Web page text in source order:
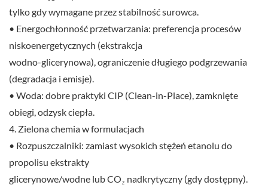
tylko gdy wymagane przez stabilność surowca.
• Energochłonność przetwarzania: preferencja procesów
niskoenergetycznych (ekstrakcja
wodno-glicerynowa), ograniczenie długiego podgrzewania
(degradacja i emisje).
• Woda: dobre praktyki CIP (Clean-in-Place), zamknięte
obiegi, odzysk ciepła.
4. Zielona chemia w formulacjach
• Rozpuszczalniki: zamiast wysokich stężeń etanolu do
propolisu ekstrakty
glicerynowe/wodne lub CO₂ nadkrytyczny (gdy dostępny).